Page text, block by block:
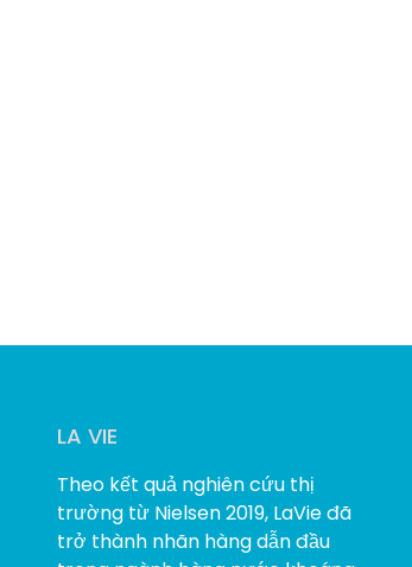
LA VIE
Theo kết quả nghiên cứu thị
trường từ Nielsen 2019, LaVie đã
trở thành nhãn hàng dẫn đầu